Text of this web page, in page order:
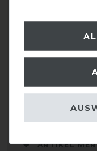
Stübben Equi-Soft
Polster für
109,50 € *
ARTIKEL